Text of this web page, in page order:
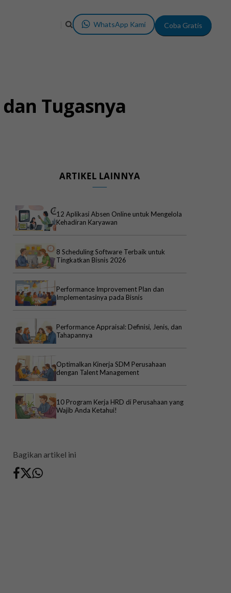
WhatsApp Kami Coba Gratis
Tugasnya
ARTIKEL LAINNYA
12 Aplikasi Absen Online untuk Mengelola
Kehadiran Karyawan
8 Scheduling Software Terbaik untuk
Tingkatkan Bisnis 2026
Performance Improvement Plan dan
Implementasinya pada Bisnis
Performance Appraisal: Definisi, Jenis, dan
Tahapannya
Optimalkan Kinerja SDM Perusahaan
dengan Talent Management
10 Program Kerja HRD di Perusahaan yang
Wajib Anda Ketahui!
Bagikan artikel ini